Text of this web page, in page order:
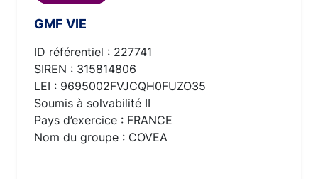
GMF VIE
ID référentiel : 227741
SIREN : 315814806
LEI : 9695002FVJCQH0FUZO35
Soumis à solvabilité II
Pays d’exercice : FRANCE
Nom du groupe : COVEA